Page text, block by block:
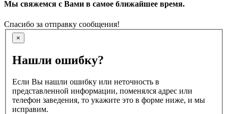
Мы свяжемся с Вами в самое ближайшее время.
Спасибо за отправку сообщения!
×
Нашли ошибку?
Если Вы нашли ошибку или неточность в
представленной информации, поменялся адрес или
телефон заведения, то укажите это в форме ниже, и мы
исправим.